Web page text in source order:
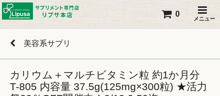
メニュー
0
美容系サプリ
カリウム＋マルチビタミン粒 約1か月分
T-805 内容量 37.5g(125mg×300粒) ★活力